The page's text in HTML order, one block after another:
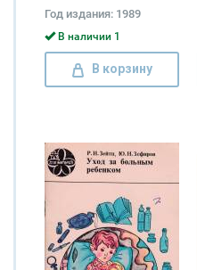
Год издания: 1989
В наличии 1
В корзину